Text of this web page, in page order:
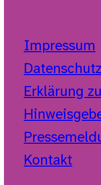
Impressum
Datenschutz
Erklärung
Kontakt